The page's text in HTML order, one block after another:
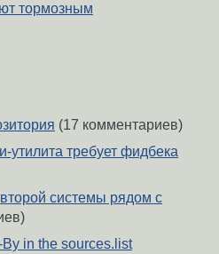
тормозным
(17 комментариев)
утилита требует фидбека
системы рядом с
in the sources.list